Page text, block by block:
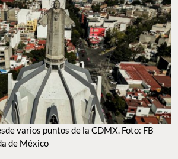
varios puntos de la CDMX. Foto: FB
de México